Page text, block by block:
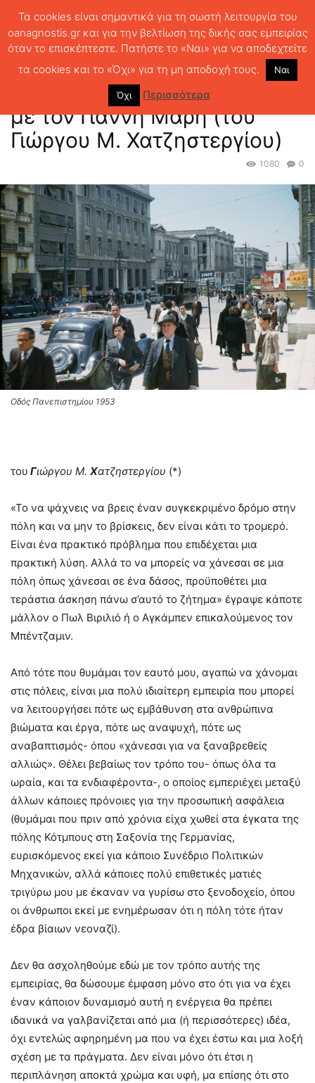
Περιδιαβάζοντας την Αθήνα με τον Γιάννη Μαρή
(του Γιώργου Μ. Χατζηστεργίου)
Περιδιαβάζοντας την Αθήνα
με τον Γιάννη Μαρή (του
Γιώργου Μ. Χατζηστεργίου)
0
1080
Οδός Πανεπιστημίου 1953
του Γιώργου Μ. Χατζηστεργίου (*)
«Το να ψάχνεις να βρεις έναν συγκεκριμένο δρόμο στην
πόλη και να μην το βρίσκεις, δεν είναι κάτι το τρομερό.
Είναι ένα πρακτικό πρόβλημα που επιδέχεται μια
πρακτική λύση. Αλλά το να μπορείς να χάνεσαι σε μια
πόλη όπως χάνεσαι σε ένα δάσος, προϋποθέτει μια
τεράστια άσκηση πάνω σ’αυτό το ζήτημα» έγραψε κάποτε
μάλλον ο Πωλ Βιριλιό ή ο Αγκάμπεν επικαλούμενος τον
Μπέντζαμιν.
Από τότε που θυμάμαι τον εαυτό μου, αγαπώ να χάνομαι
στις πόλεις, είναι μια πολύ ιδιαίτερη εμπειρία που μπορεί
να λειτουργήσει πότε ως εμβάθυνση στα ανθρώπινα
βιώματα και έργα, πότε ως αναψυχή, πότε ως
αναβαπτισμός- όπου «χάνεσαι για να ξαναβρεθείς
αλλιώς». Θέλει βεβαίως τον τρόπο του- όπως όλα τα
ωραία, και τα ενδιαφέροντα-, ο οποίος εμπεριέχει μεταξύ
άλλων κάποιες πρόνοιες για την προσωπική ασφάλεια
(θυμάμαι που πριν από χρόνια είχα χωθεί στα έγκατα της
πόλης Κότμπους στη Σαξονία της Γερμανίας,
ευρισκόμενος εκεί για κάποιο Συνέδριο Πολιτικών
Μηχανικών, αλλά κάποιες πολύ επιθετικές ματιές
τριγύρω μου με έκαναν να γυρίσω στο ξενοδοχείο, όπου
οι άνθρωποι εκεί με ενημέρωσαν ότι η πόλη τότε ήταν
έδρα βίαιων νεοναζί).
Δεν θα ασχοληθούμε εδώ με τον τρόπο αυτής της
εμπειρίας, θα δώσουμε έμφαση μόνο στο ότι για να έχει
έναν κάποιον δυναμισμό αυτή η ενέργεια θα πρέπει
ιδανικά να γαλβανίζεται από μια (ή περισσότερες) ιδέα,
όχι εντελώς αφηρημένη μα που να έχει έστω και μια λοξή
σχέση με τα πράγματα. Δεν είναι μόνο ότι έτσι η
περιπλάνηση αποκτά χρώμα και υφή, μα επίσης ότι στο
Τα cookies είναι σημαντικά για τη σωστή λειτουργία του
oanagnostis.gr και για την βελτίωση της δικής σας εμπειρίας
όταν το επισκέπτεστε. Πατήστε το «Ναι» για να αποδεχτείτε
τα cookies και το «Όχι» για τη μη αποδοχή τους.
Ναι
Όχι Περισσότερα